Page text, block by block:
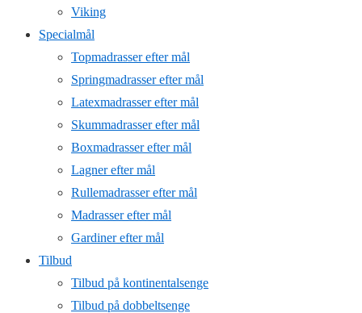
Viking
Specialmål
Topmadrasser efter mål
Springmadrasser efter mål
Latexmadrasser efter mål
Skummadrasser efter mål
Boxmadrasser efter mål
Lagner efter mål
Rullemadrasser efter mål
Madrasser efter mål
Gardiner efter mål
Tilbud
Tilbud på kontinentalsenge
Tilbud på dobbeltsenge